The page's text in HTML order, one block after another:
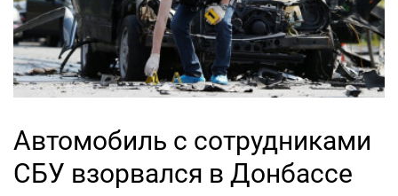
Автомобиль с сотрудниками
СБУ взорвался в Донбассе